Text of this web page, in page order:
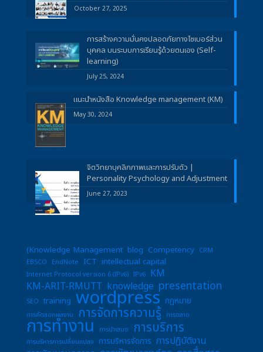
October 27, 2025
การสร้างความมั่นคงปลอดภัยทางไซเบอร์ส่วน
บุคคล บนระบบการเรียนรู้ด้วยตนเอง (Self-
learning)
July 25, 2024
แนะนำหนังสือ Knowledge management (KM)
May 30, 2024
จิตวิทยาบุคลิกภาพและการปรับตัว |
Personality Psychology and Adjustment
June 27, 2023
(Knowledge Management blog Competency CRM
EBSCO
EndNote ICT intellectual capital
Internet Protocol version 6 (IPv6) IPv6 KM
KM-ARIT-RMUTT knowledge presentation
SEO training wordpress กฎหมาย
การคัดลอกผลงาน การจัดการความรู้ การตลาด
การทำงาน การนำเสนอ การบริการ
การบริหารการเปลี่ยนแปลง การบริหารจัดการ การปฏิบัติงาน